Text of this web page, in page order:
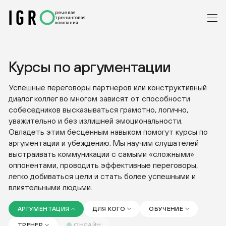
речевая
тренинговая
компания
Курсы по аргументации
Успешные переговоры партнеров или конструктивный
диалог коллег во многом зависят от способности
собеседников высказываться грамотно, логично,
уважительно и без излишней эмоциональности.
Овладеть этим бесценным навыком помогут курсы по
аргументации и убеждению. Мы научим слушателей
выстраивать коммуникации с самыми «сложными»
оппонентами, проводить эффективные переговоры,
легко добиваться цели и стать более успешными и
влиятельными людьми.
АРГУМЕНТАЦИЯ ДЛЯ КОГО ОБУЧЕНИЕ